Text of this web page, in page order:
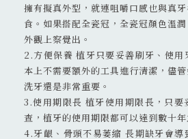
擁有擬真外型，就連咀嚼口感也與真
食。如果搭配全瓷冠，全瓷冠顏色溫
外觀上察覺出。
2.方便保養 植牙只要妥善刷牙、使用
本上不需要額外的工具進行清潔，儘
洗牙還是非常重要。
3.使用期限長 植牙使用期限長，只要
查，植牙的使用期限都可以達到數十年
4.牙齦、骨頭不易萎縮 長期缺牙會導